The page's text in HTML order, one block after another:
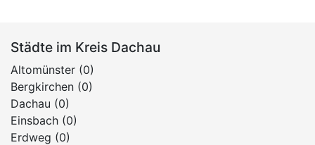
Städte im Kreis Dachau
Altomünster (0)
Bergkirchen (0)
Dachau (0)
Einsbach (0)
Erdweg (0)